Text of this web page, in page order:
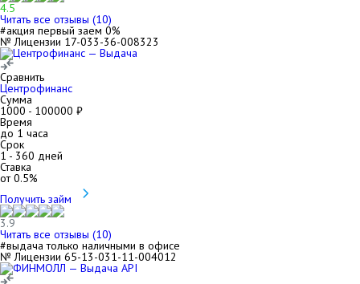
4.5
Читать все отзывы (10)
#акция первый заем 0%
№ Лицензии 17-033-36-008323
Сравнить
Центрофинанс
Сумма
1000 - 100000 ₽
Время
до 1 часа
Срок
1- 360 дней
Ставка
от0.5%
Получить займ
3.9
Читать все отзывы (10)
#выдача только наличными в офисе
№ Лицензии 65-13-031-11-004012